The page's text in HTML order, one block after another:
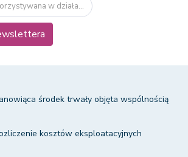
w działa...
środek trwały objęta wspólnością
kosztów eksploatacyjnych